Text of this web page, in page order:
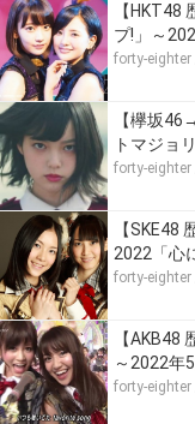
【HKT48
プ!」～
forty-eighter
【欅坂
トマジョ
forty-eighter
【SKE48
2022「心
forty-eighter
【AKB48
～2022年
forty-eighter